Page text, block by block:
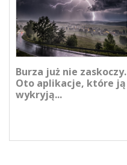
Burza już nie zaskoczy.
Oto aplikacje, które ją
wykryją...